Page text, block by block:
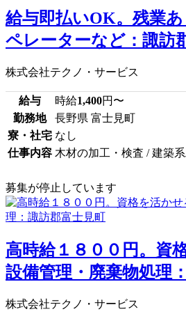
給与即払いOK。残業
ペレーターなど：諏訪
株式会社テクノ・サービス
給与 時給1,400円〜
勤務地
長野県 富士見町
寮・社宅 なし
仕事内容 木材の加工・検査 / 建築
募集が停止しています
高時給１８００円。資
設備管理・廃棄物処理
株式会社テクノ・サービス